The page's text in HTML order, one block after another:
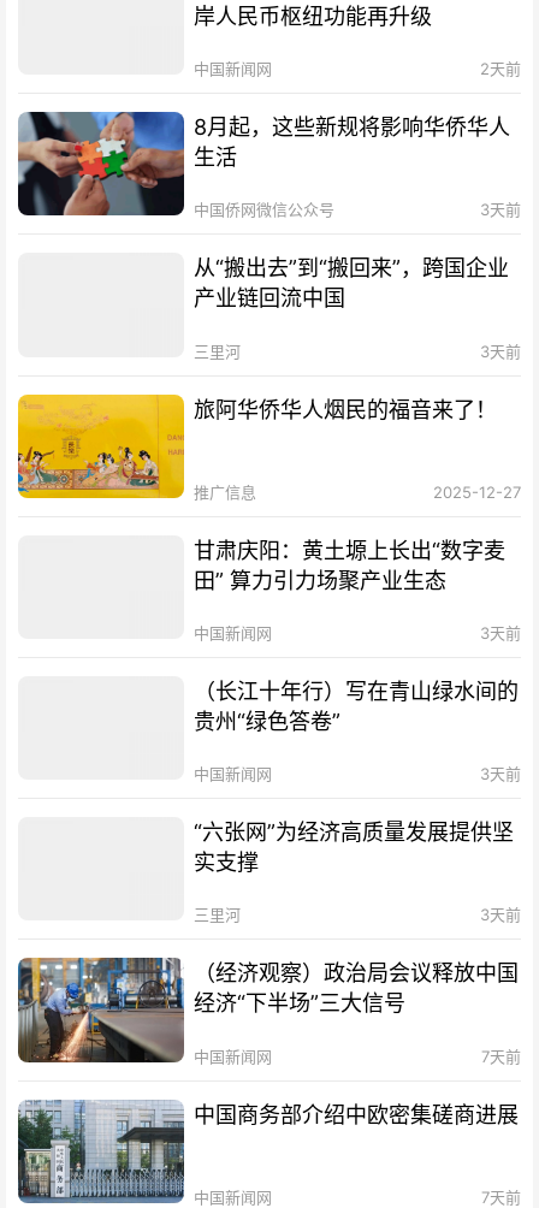
岸人民币枢纽功能再升级
中国新闻网 2天前
8月起，这些新规将影响华侨华人
生活
中国侨网微信公众号 3天前
从“搬出去”到“搬回来”，跨国企业
产业链回流中国
三里河 3天前
旅阿华侨华人烟民的福音来了！
推广信息 2025-12-27
甘肃庆阳：黄土塬上长出“数字麦
田” 算力引力场聚产业生态
中国新闻网 3天前
（长江十年行）写在青山绿水间的
贵州“绿色答卷”
中国新闻网 3天前
“六张网”为经济高质量发展提供坚
实支撑
三里河 3天前
（经济观察）政治局会议释放中国
经济“下半场”三大信号
中国新闻网 7天前
中国商务部介绍中欧密集磋商进展
中国新闻网 7天前